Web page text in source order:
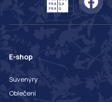
E-shop
Suvenýry
Oblečení